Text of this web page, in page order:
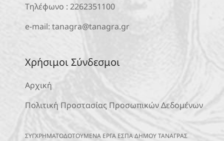
Τηλέφωνο : 2262351100
e-mail: tanagra@tanagra.gr
Χρήσιμοι Σύνδεσμοι
Αρχική
Πολιτική Προστασίας Προσωπικών Δεδομένων
ΣΥΓΧΡΗΜΑΤΟΔΟΤΟΥΜΕΝΑ ΕΡΓΑ ΕΣΠΑ ΔΗΜΟΥ ΤΑΝΑΓΡΑΣ